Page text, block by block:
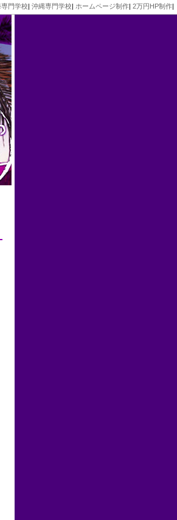
専門学校| 沖縄専門学校| ホームページ制作| 2万円HP制作|